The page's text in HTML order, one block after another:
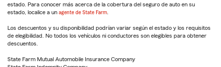
estado. Para conocer más acerca de la cobertura del seguro de auto en su
estado, localice a un agente de State Farm
Los descuentos y su disponibilidad podrían variar según el estado y los requisitos
de elegibilidad. No todos los vehículos ni conductores son elegibles para obtener
descuentos.
State Farm Mutual Automobile Insurance Company